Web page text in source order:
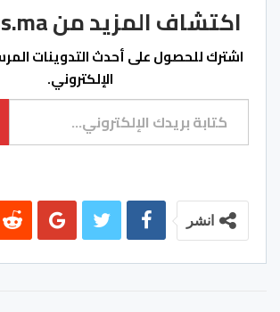
اكتشاف المزيد من azulpress.ma
اشترك للحصول على أحدث التدوينات
الإلكتروني.
كتابة بريدك الإلكتروني...
انشر